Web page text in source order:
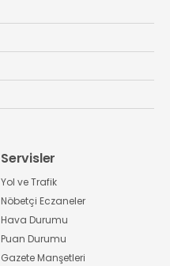
Servisler
Yol ve Trafik
Nöbetçi Eczaneler
Hava Durumu
Puan Durumu
Gazete Manşetleri